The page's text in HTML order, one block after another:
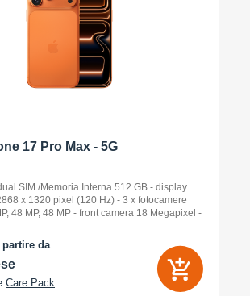
17 Pro Max - 5G
SIM /Memoria Interna 512 GB - display
x 1320 pixel (120 Hz) - 3 x fotocamere
48 MP, 48 MP - front camera 18 Megapixel -
partire da
Care Pack